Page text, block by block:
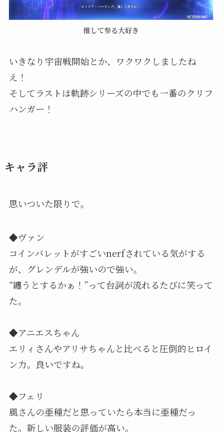
推して参る大好き
いきなり宇宙戦開始とか、ワクワクしましたね
え！
そしてラストは軌跡シリーズの中でも一番のクリフ
ハンガー！
キャラ評
思いついた限りで。
◆ヴァン
コインバレットがすごいnerfされている気がする
が、グレンデルが強いので強い。
“纏うとするかぁ！”って台詞が流れるたびに笑って
た。
◆アニエスちゃん
エリィさんやアリサちゃんと比べると圧倒的ヒロイ
ン力。良いですね。
◆フェリ
風さんの亜種だと思っていたら本当に亜種だっ
た。新しい服装の評価が高い。